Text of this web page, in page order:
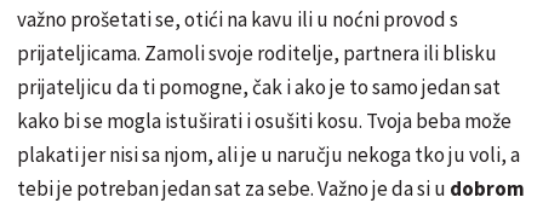
važno prošetati se, otići na kavu ili u noćni provod s
prijateljicama. Zamoli svoje roditelje, partnera ili blisku
prijateljicu da ti pomogne, čak i ako je to samo jedan sat
kako bi se mogla istuširati i osušiti kosu. Tvoja beba može
plakati jer nisi sa njom, ali je u naručju nekoga tko ju voli, a
tebi je potreban jedan sat za sebe. Važno je da si u dobrom